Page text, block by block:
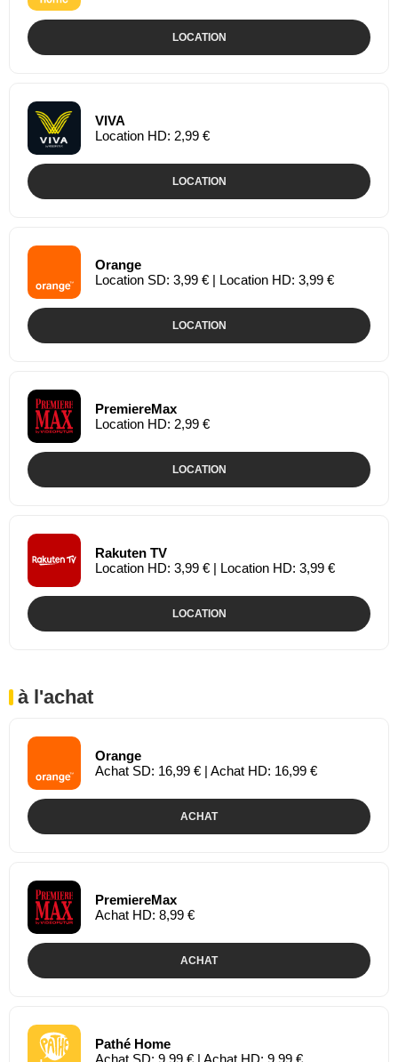
LOCATION
VIVA
Location HD: 2,99 €
LOCATION
Orange
Location SD: 3,99 € | Location HD: 3,99 €
LOCATION
PremiereMax
Location HD: 2,99 €
LOCATION
Rakuten TV
Location HD: 3,99 € | Location HD: 3,99 €
LOCATION
à l'achat
Orange
Achat SD: 16,99 € | Achat HD: 16,99 €
ACHAT
PremiereMax
Achat HD: 8,99 €
ACHAT
Pathé Home
Achat SD: 9,99 € | Achat HD: 9,99 €